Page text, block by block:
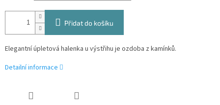
Přidat do košíku
Elegantní úpletová halenka u výstřihu je ozdoba z kamínků.
Detailní informace